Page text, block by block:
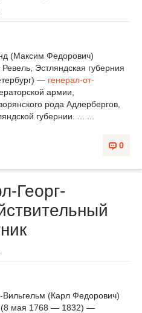
(Максим Федорович)
Эстляндская губерния
— генерал-от-
армии,
рода Адлербергов,
губернии. ... ...
0
Георг-
Вильгельм (Карл Федорович)
(8 мая 1768 — 1832) —